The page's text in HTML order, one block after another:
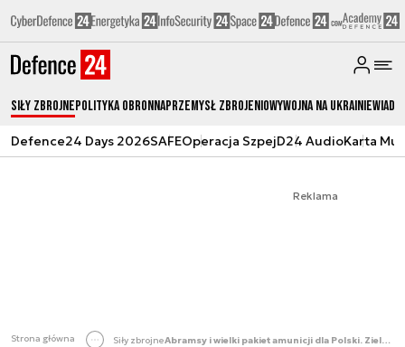
Siły zbrojnePolityka obronnaPrzemysł ZbrojeniowyWojna na Ukrainie
Defence24 Days 2026SAFEOperacja SzpejD24 AudioKarta
Reklama
Strona główna Siły zbrojne Abramsy i wielki pakiet amunicji dla Polski. Zielone światło z USA